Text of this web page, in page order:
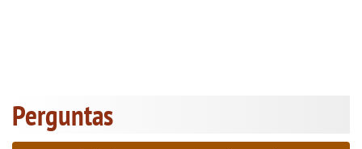
Perguntas